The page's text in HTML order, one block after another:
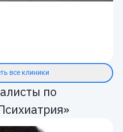
все клиники
по